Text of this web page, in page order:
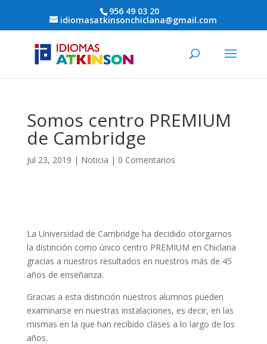
956 49 03 20
idiomasatkinsonchiclana@gmail.com
Somos centro PREMIUM
de Cambridge
Jul 23, 2019 | Noticia | 0 Comentarios
La Universidad de Cambridge ha decidido otorgarnos
la distinción como único centro PREMIUM en Chiclana
gracias a nuestros resultados en nuestros más de 45
años de enseñanza.
Gracias a esta distinción nuestros alumnos pueden
examinarse en nuestras instalaciones, es decir, en las
mismas en la que han recibido clases a lo largo de los
años.